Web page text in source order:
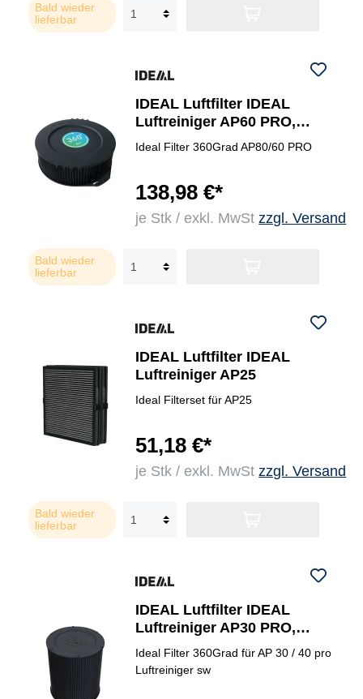
Bald wieder
lieferbar
IDEAL Luftfilter IDEAL
Luftreiniger AP60 PRO,
AP80 PRO
Ideal Filter 360Grad AP80/60 PRO
138,98 €*
je Stk / exkl. MwStzzgl. Versand
Bald wieder
lieferbar
IDEAL Luftfilter IDEAL
Luftreiniger AP25
Ideal Filterset für AP25
51,18 €*
je Stk / exkl. MwStzzgl. Versand
Bald wieder
lieferbar
IDEAL Luftfilter IDEAL
Luftreiniger AP30 PRO,
AP40 PRO
Ideal Filter 360Grad für AP 30 / 40 pro
Luftreiniger sw